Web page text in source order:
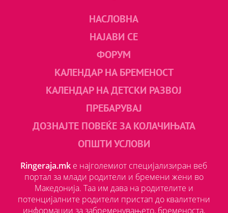
НАСЛОВНА
НАЈАВИ СЕ
ФОРУМ
КАЛЕНДАР НА БРЕМЕНОСТ
КАЛЕНДАР НА ДЕТСКИ РАЗВОЈ
ПРЕБАРУВАЈ
ДОЗНАЈТЕ ПОВЕЌЕ ЗА КОЛАЧИЊАТА
ОПШТИ УСЛОВИ
Ringeraja.mk е најголемиот специјализиран веб
портал за млади родители и бремени жени во
Македонија. Таа им дава на родителите и
потенцијалните родители пристап до квалитетни
информации за забременувањето, бременоста,